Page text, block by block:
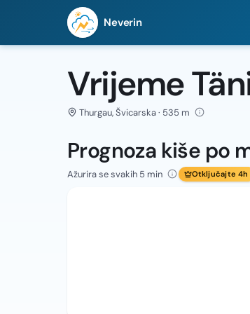
Neverin
Vrijeme
Thurgau, Švicarska · 535 m
Prognoza kiše po
Ažurira se svakih 5 min Otključajte 4h